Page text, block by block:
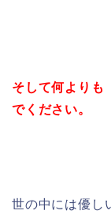
そして何よりも
でください。
世の中には優し